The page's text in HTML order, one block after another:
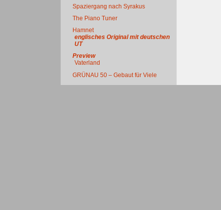
Spaziergang nach Syrakus
The Piano Tuner
Hamnet
englisches Original mit deutschen
UT
Preview
Vaterland
GRÜNAU 50 – Gebaut für Viele